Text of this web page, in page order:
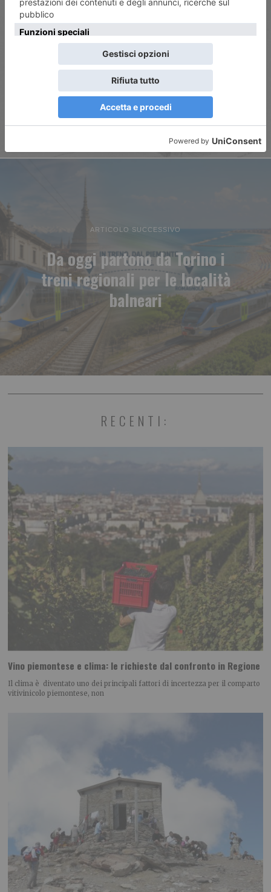
La Fontana dell’Aiuola Balbo e
il Risorgimento
ARTICOLO SUCCESSIVO
Da oggi partono da Torino i
treni regionali per le località
balneari
RECENTI:
Vino piemontese e clima: le richieste dal confronto in Regione
Il clima è diventato uno dei principali fattori di incertezza per il comparto
vitivinicolo piemontese, non